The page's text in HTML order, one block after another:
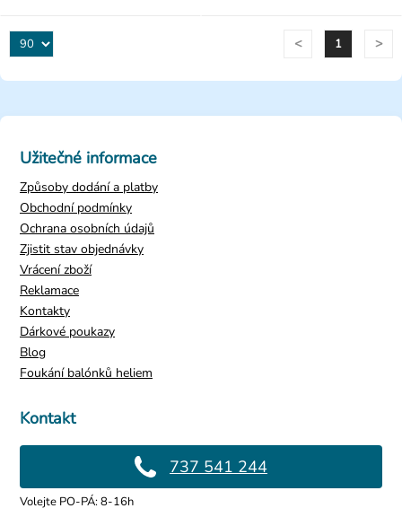
< 1 >
Kontakt
737 541 244
Volejte PO-PÁ: 8-16h
Užitečné informace
Způsoby dodání a platby
Obchodní podmínky
Ochrana osobních údajů
Zjistit stav objednávky
Vrácení zboží
Reklamace
Kontakty
Dárkové poukazy
Blog
Foukání balónků heliem